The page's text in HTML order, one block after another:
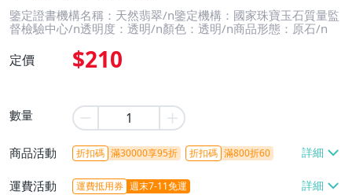
鑒定證書機構名稱：天然翡翠/n鑒定機構：國家珠寶玉石質量監
督檢驗中心/n透明度：透明/n顏色：透明/n商品形態：原石/n
定價 $210
數量
商品活動 折扣碼 滿30000享95折 折扣碼 滿800折60
運費活動 運費抵用券 週末7-11免運